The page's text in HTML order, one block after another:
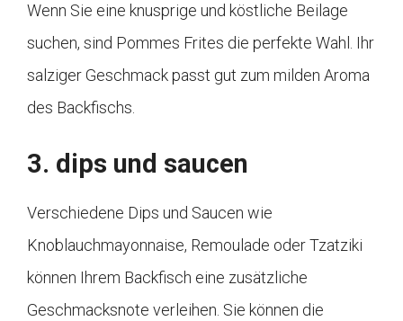
Wenn Sie eine knusprige und köstliche Beilage
suchen, sind Pommes Frites die perfekte Wahl. Ihr
salziger Geschmack passt gut zum milden Aroma
des Backfischs.
3. dips und saucen
Verschiedene Dips und Saucen wie
Knoblauchmayonnaise, Remoulade oder Tzatziki
können Ihrem Backfisch eine zusätzliche
Geschmacksnote verleihen. Sie können die